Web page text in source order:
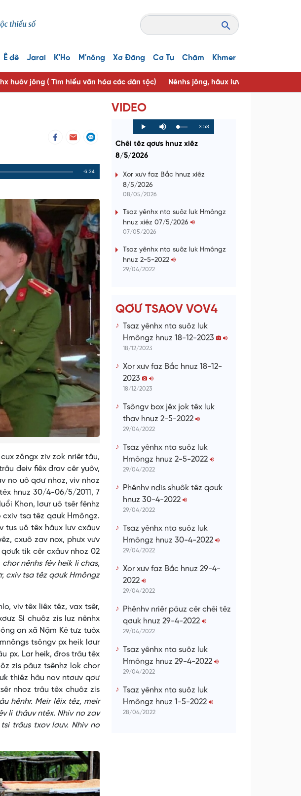
Ê đê Jarai K'Ho M'nông Xơ Đăng Cơ Tu Chăm Khmer
huôv jông ( Tìm hiểu văn hóa các dân tộc) Nênhs jông, hâux lưv jông ( Người
Remaining
-6:34
zôngx ziv zok nriêr tâu,
đeiv fiêx đrav cêr yuôv,
no uô qơư nhoz, viv nhoz
hnuz 30/4-06/5/2011, 7
Khon, lơưr uô tsêr fênhz
tsa têz qơưk Hmôngz.
tus uô têx hâux lưv cxâuv
cxuô zav nox, phưx vưv
tik cêr cxâuv nhoz 02
chor nênhs fêv heik li chas,
cxiv tsa têz qơưk Hmôngz
viv têx liêx têz, vax tsêr,
Sì chuôz zis luz nênhx
an xã Nậm Kè tưz tuôx
tsôngv px heik lơưr
px. Lar heik, đros trâu têx
zis pâuz tsênhz lok chor
thiêz hâu nov ntơưv qơư
nhoz trâu têx chuôz zis
hênhr. Meir lêix têz, meir
li thâuv ntêx. Nhiv no zav
trâus txov lơưv. Nhiv no
VIDEO
P
l
y
M
u
e
L
o
d
P
r
g
0
%
R
e
a
i
e
-3:58
Chêi têz qơưs hnuz xiêz
8/5/2026
Xor xưv faz Bắc hnuz xiêz
8/5/2026
08/05/2026
Tsaz yênhx nta suôz luk Hmôngz
hnuz xiêz 07/5/2026
07/05/2026
Tsaz yênhx nta suôz luk Hmôngz
hnuz 2-5-2022
29/04/2022
QƠƯ TSAOV VOV4
Tsaz yênhx nta suôz luk
Hmôngz hnuz 18-12-2023
18/12/2023
Xor xưv faz Bắc hnuz 18-12-
2023
18/12/2023
Tsôngv box jêx jok têx luk
thav hnuz 2-5-2022
29/04/2022
Tsaz yênhx nta suôz luk
Hmôngz hnuz 2-5-2022
29/04/2022
Phênhv ndis shuôk têz qơưk
hnuz 30-4-2022
29/04/2022
Tsaz yênhx nta suôz luk
Hmôngz hnuz 30-4-2022
29/04/2022
Xor xưv faz Bắc hnuz 29-4-
2022
29/04/2022
Phênhv nriêr pâuz cêr chêi têz
qơưk hnuz 29-4-2022
29/04/2022
Tsaz yênhx nta suôz luk
Hmôngz hnuz 29-4-2022
29/04/2022
Tsaz yênhx nta suôz luk
Hmôngz hnuz 1-5-2022
28/04/2022